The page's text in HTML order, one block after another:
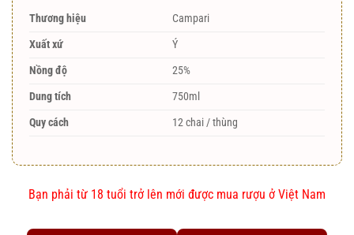
Thương hiệu
Campari
Xuất xứ
Ý
Nồng độ
25%
Dung tích
750ml
Quy cách
12 chai / thùng
Bạn phải từ 18 tuổi trở lên mới được mua rượu ở Việt Nam